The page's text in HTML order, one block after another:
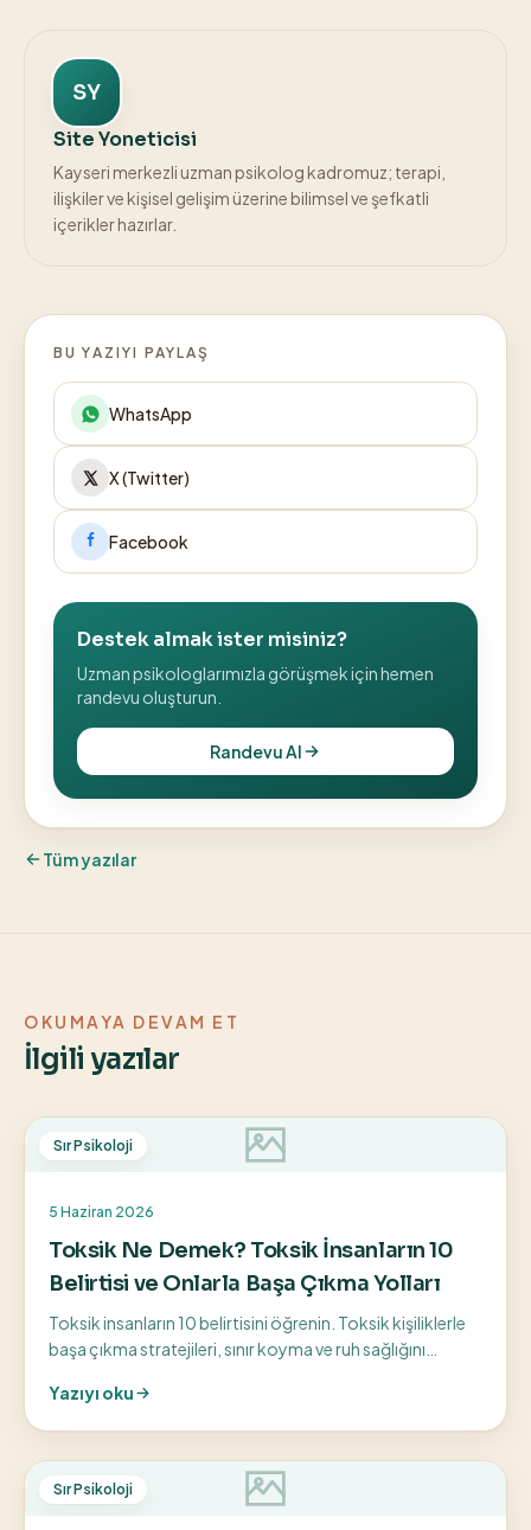
SY
Site Yoneticisi
Kayseri merkezli uzman psikolog kadromuz; terapi,
ilişkiler ve kişisel gelişim üzerine bilimsel ve şefkatli
içerikler hazırlar.
BU YAZIYI PAYLAŞ
WhatsApp
X (Twitter)
Facebook
Destek almak ister misiniz?
Uzman psikologlarımızla görüşmek için hemen
randevu oluşturun.
Randevu Al
Tüm yazılar
OKUMAYA DEVAM ET
İlgili yazılar
Sır Psikoloji
5 Haziran 2026
Toksik Ne Demek? Toksik İnsanların 10
Belirtisi ve Onlarla Başa Çıkma Yolları
Toksik insanların 10 belirtisini öğrenin. Toksik kişiliklerle
başa çıkma stratejileri, sınır koyma ve ruh sağlığını
Yazıyı oku
Sır Psikoloji